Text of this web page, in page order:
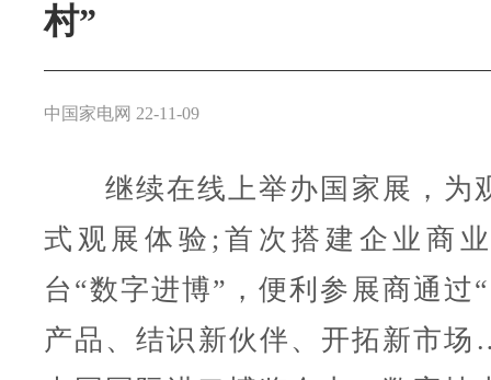
村”
中国家电网 22-11-09
继续在线上举办国家展，为
式观展体验;首次搭建企业商
台“数字进博”，便利参展商通过
产品、结识新伙伴、开拓新市